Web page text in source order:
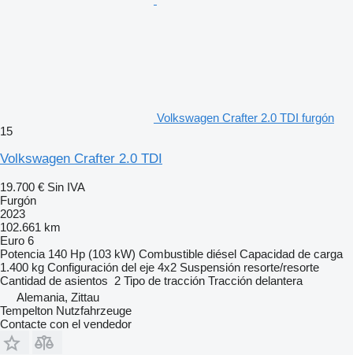
Volkswagen Crafter 2.0 TDI furgón
15
Volkswagen Crafter 2.0 TDI
19.700 € Sin IVA
Furgón
2023
102.661 km
Euro 6
Potencia 140 Hp (103 kW) Combustible diésel Capacidad de carga
1.400 kg Configuración del eje 4x2 Suspensión resorte/resorte
Cantidad de asientos 2 Tipo de tracción Tracción delantera
Alemania, Zittau
Tempelton Nutzfahrzeuge
Contacte con el vendedor